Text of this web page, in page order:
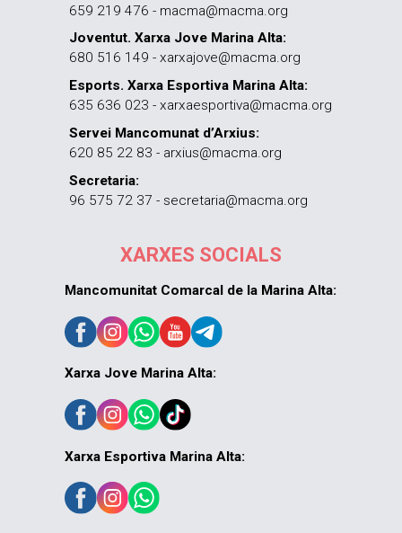
659 219 476 - macma@macma.org
Joventut. Xarxa Jove Marina Alta:
680 516 149 - xarxajove@macma.org
Esports. Xarxa Esportiva Marina Alta:
635 636 023 - xarxaesportiva@macma.org
Servei Mancomunat d’Arxius:
620 85 22 83 - arxius@macma.org
Secretaria:
96 575 72 37 - secretaria@macma.org
XARXES SOCIALS
Mancomunitat Comarcal de la Marina Alta:
Xarxa Jove Marina Alta:
Xarxa Esportiva Marina Alta: